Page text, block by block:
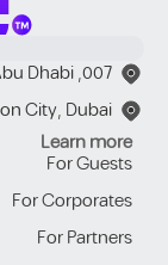
007, Level 15, wework, hub71, ADGM, Abu Dhabi
City, Dubai
Learn more
For Guests
For Corporates
For Partners